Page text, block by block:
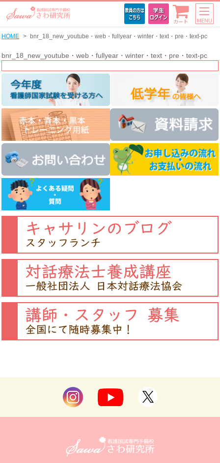
カート MENU
HOME bnr_18_new_youtube・web・fullyear・winter・text・pre・text-pc
bnr_18_new_youtube・web・fullyear・winter・text・pre・text-pc